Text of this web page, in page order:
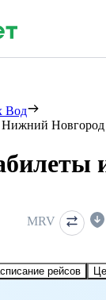
Вод
Новгород
MRV
рейсов